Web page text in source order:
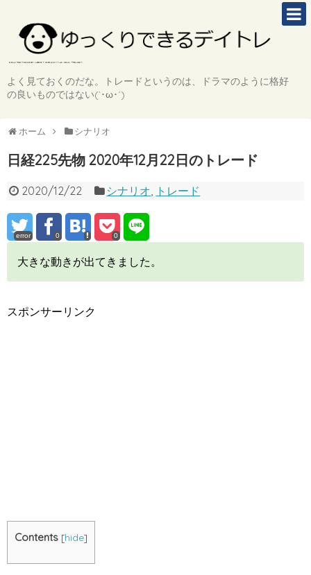
よく見ておくのだな。トレードというのは、ドラマのように格好
の良いものではない(`･ω･´)
ホーム シナリオ
日経225先物 2020年12月22日のトレード
2020/12/22 シナリオ トレード
error 0 0
大きな動きが出てきました。
スポンサーリンク
Contents [hide]